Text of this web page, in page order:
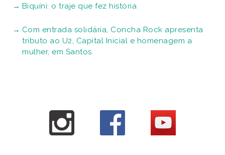
Biquíni: o traje que fez história
Com entrada solidária, Concha Rock apresenta
tributo ao U2, Capital Inicial e homenagem a
mulher, em Santos